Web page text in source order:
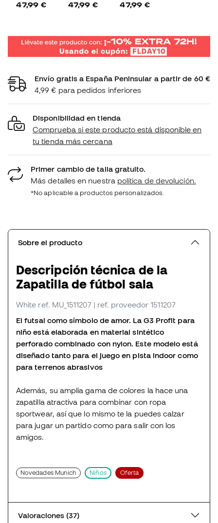
47,99 € 47,99 € 47,99 €
Envío gratis a España Peninsular a partir de 60 €
4,99 € para pedidos inferiores
Disponibilidad en tienda
Comprueba si este producto está disponible en
tu tienda más cercana
Primer cambio de talla gratuito.
Más detalles en nuestra política de devolución.
*No aplicable a productos personalizados.
Sobre el producto
Descripción técnica de la
Zapatilla de fútbol sala
White ref. MU_1511207 | ref. proveedor 1511207
El futsal como símbolo de amor. La G3 Profit para
niño está elaborada en material sintético
perforado combinado con nylon. Este modelo está
diseñado tanto para el juego en pista indoor como
para terrenos abrasivos
Además, su amplia gama de colores la hace una
zapatilla atractiva para combinar con ropa
sportwear, así que lo mismo te la puedes calzar
para jugar un partido como para salir con los
amigos.
Novedades Munich Niños Oferta
Valoraciones (37)